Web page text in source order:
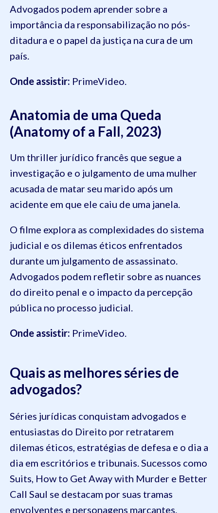
Advogados podem aprender sobre a
importância da responsabilização no pós-
ditadura e o papel da justiça na cura de um
país.
Onde assistir: PrimeVideo.
Anatomia de uma Queda
(Anatomy of a Fall, 2023)
Um thriller jurídico francês que segue a
investigação e o julgamento de uma mulher
acusada de matar seu marido após um
acidente em que ele caiu de uma janela.
O filme explora as complexidades do sistema
judicial e os dilemas éticos enfrentados
durante um julgamento de assassinato.
Advogados podem refletir sobre as nuances
do direito penal e o impacto da percepção
pública no processo judicial.
Onde assistir: PrimeVideo.
Quais as melhores séries de
advogados?
Séries jurídicas conquistam advogados e
entusiastas do Direito por retratarem
dilemas éticos, estratégias de defesa e o dia a
dia em escritórios e tribunais. Sucessos como
Suits, How to Get Away with Murder e Better
Call Saul se destacam por suas tramas
envolventes e personagens marcantes.